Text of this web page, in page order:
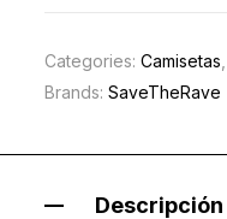
Categories:Camisetas
Brands:SaveTheRave
Descripción